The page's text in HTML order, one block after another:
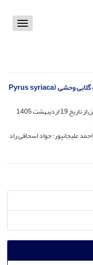
Toggle
بررسی عوامل موثر بر پراکنش و تولید میوه گلابی وحشی (Pyrus syriaca
از تاریخ19 اردیبهشت 1405
علیجانپور؛ جواد اسحاقی راد